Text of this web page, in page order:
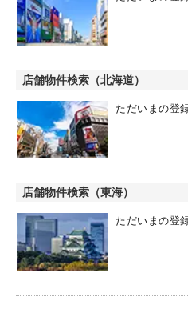
店舗物件検索（北海道）
ただいまの登
店舗物件検索（東海）
ただいまの登